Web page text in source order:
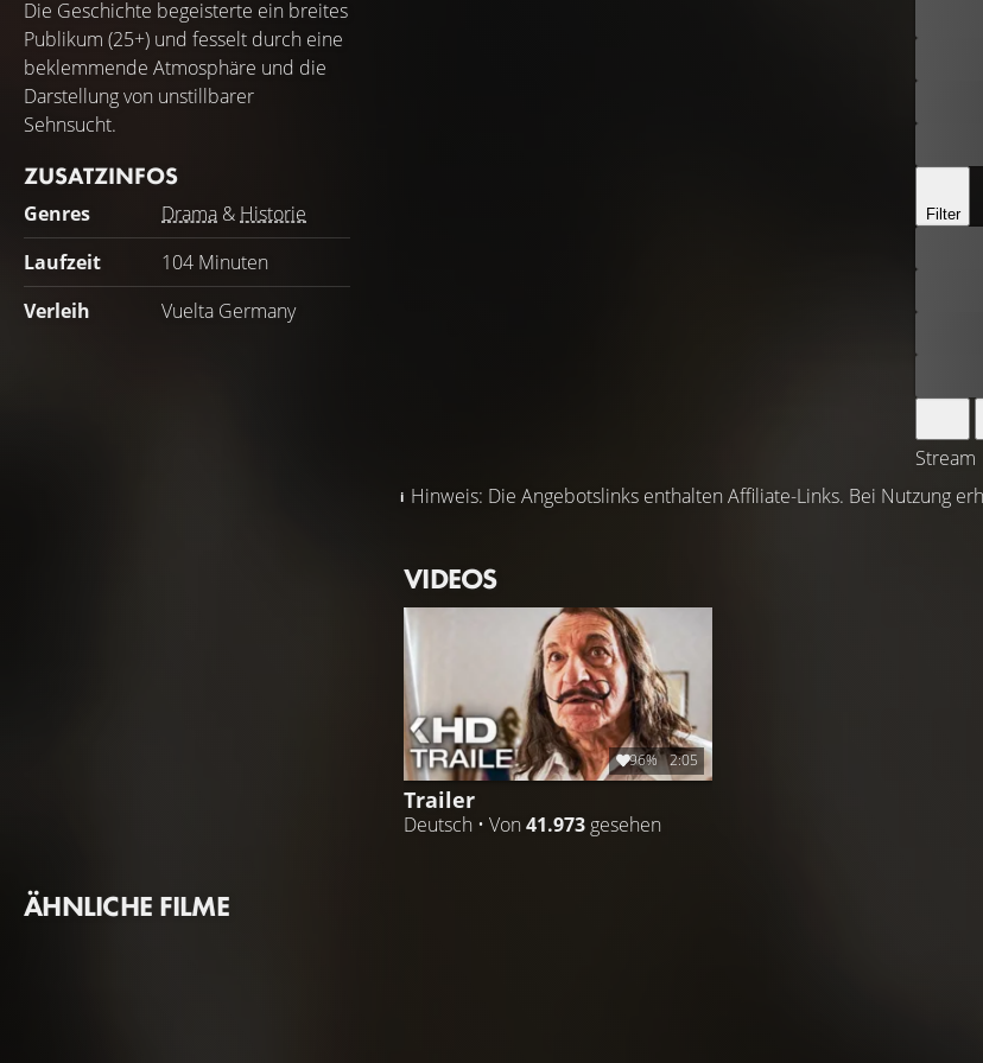
Die Geschichte begeisterte ein breites
Publikum (25+) und fesselt durch eine
beklemmende Atmosphäre und die
Darstellung von unstillbarer
Sehnsucht.
ZUSATZINFOS
Genres Drama & Historie
Laufzeit
104 Minuten
Verleih
Vuelta Germany
Filter
Stream
Hinweis: Die Angebotslinks enthalten Affiliate-Links. Bei Nutzung
VIDEOS
96% 2:05
Trailer
Deutsch • Von41.973 gesehen
ÄHNLICHE FILME